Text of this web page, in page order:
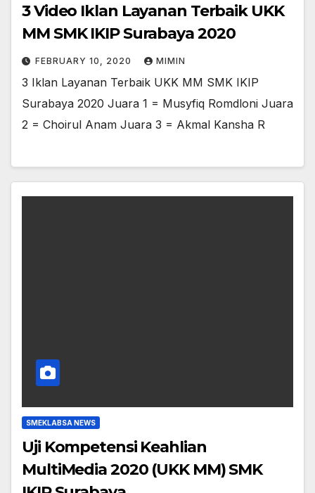
3 Video Iklan Layanan Terbaik UKK
MM SMK IKIP Surabaya 2020
FEBRUARY 10, 2020 MIMIN
3 Iklan Layanan Terbaik UKK MM SMK IKIP
Surabaya 2020 Juara 1 = Musyfiq Romdloni Juara
2 = Choirul Anam Juara 3 = Akmal Kansha R
SMEKLABSA NEWS
Uji Kompetensi Keahlian
MultiMedia 2020 (UKK MM) SMK